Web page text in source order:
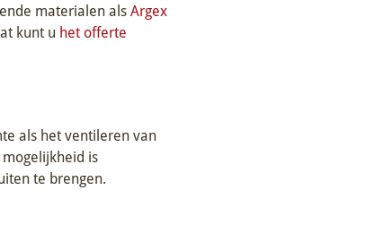
materialen als Argex
kunt u het offerte
als het ventileren van
is
te brengen.